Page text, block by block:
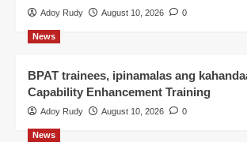
Adoy Rudy August 10, 2026 0
News
BPAT trainees, ipinamalas ang
Capability Enhancement Training
Adoy Rudy August 10, 2026 0
News